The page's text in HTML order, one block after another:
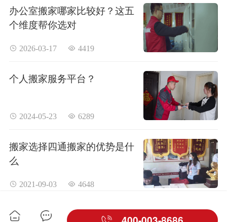
办公室搬家哪家比较好？这五
个维度帮你选对
 2026-03-17  4419
个人搬家服务平台？
 2024-05-23  6289
搬家选择四通搬家的优势是什
么
 2021-09-03  4648